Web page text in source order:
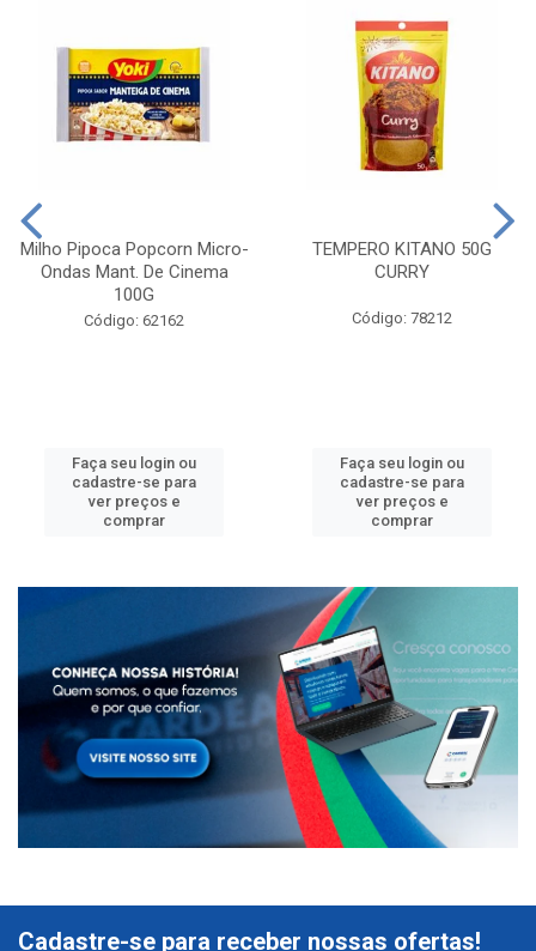
Milho Pipoca Popcorn Micro-
Ondas Mant. De Cinema
100G
Código: 62162
Faça seu login ou
cadastre-se para
ver preços e
comprar
TEMPERO KITANO 50G
CURRY
Código: 78212
Faça seu login ou
cadastre-se para
ver preços e
comprar
Cadastre-se para receber nossas ofertas!